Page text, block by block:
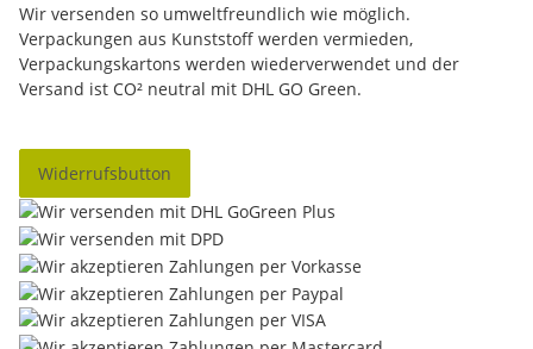
Wir versenden so umweltfreundlich wie möglich.
Verpackungen aus Kunststoff werden vermieden,
Verpackungskartons werden wiederverwendet und der
Versand ist CO² neutral mit DHL GO Green.
Widerrufsbutton